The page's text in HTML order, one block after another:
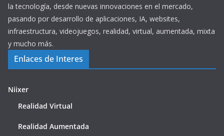
la tecnología, desde nuevas innovaciones en el mercado,
pasando por desarrollo de aplicaciones, IA, websites,
infraestructura, videojuegos, realidad, virtual, aumentada, mixta
y mucho más.
Enlaces de Interes
Niixer
Realidad Virtual
Realidad Aumentada